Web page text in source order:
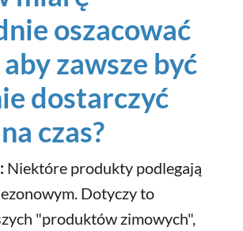
oszacować
zawsze być
dostarczyć
czas?
Niektóre produkty podlegają
Dotyczy to
"produktów zimowych",